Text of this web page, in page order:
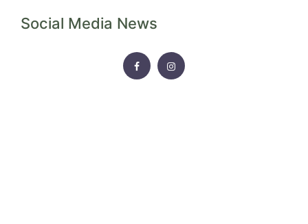
Social Media News
FACEBOOKINSTAGRAM